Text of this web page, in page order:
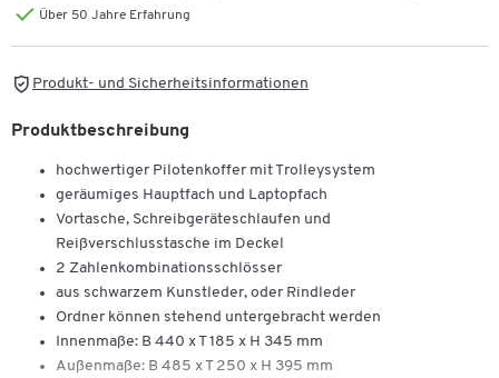
Über 50 Jahre Erfahrung
Produkt- und Sicherheitsinformationen
Produktbeschreibung
hochwertiger Pilotenkoffer mit Trolleysystem
geräumiges Hauptfach und Laptopfach
Vortasche, Schreibgeräteschlaufen und
Reißverschlusstasche im Deckel
2 Zahlenkombinationsschlösser
aus schwarzem Kunstleder, oder Rindleder
Ordner können stehend untergebracht werden
Innenmaße: B 440 x T 185 x H 345 mm
Außenmaße: B 485 x T 250 x H 395 mm